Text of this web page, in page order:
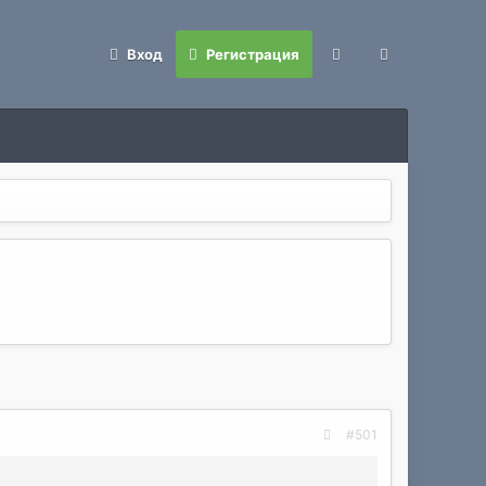
Вход Регистрация
#501